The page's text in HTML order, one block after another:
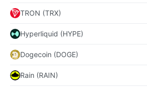
TRON (TRX)
Hyperliquid (HYPE)
Dogecoin (DOGE)
Rain (RAIN)